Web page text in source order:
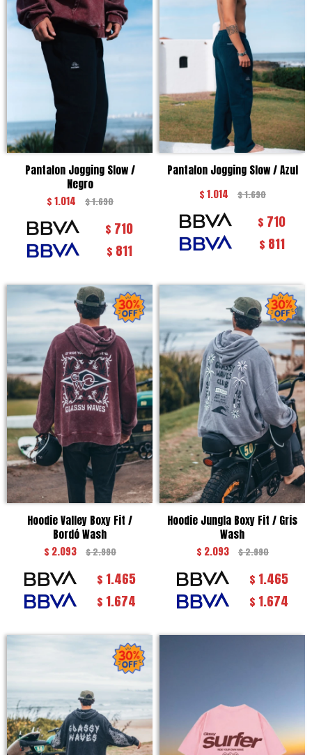
Pantalon Jogging Slow /
Negro
$1.014 $1.690
$ 710
$ 811
Pantalon Jogging Slow / Azul
$1.014 $1.690
$ 710
$ 811
Hoodie Valley Boxy Fit /
Bordó Wash
$ 2.093 $2.990
$ 1.465
$ 1.674
Hoodie Jungla Boxy Fit / Gris
Wash
$ 2.093 $2.990
$ 1.465
$ 1.674